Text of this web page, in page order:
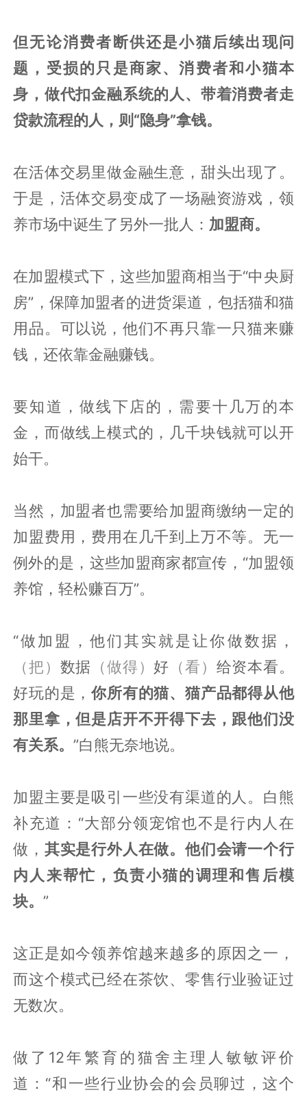
但无论消费者断供还是小猫后续出现问
题，受损的只是商家、消费者和小猫本
身，做代扣金融系统的人、带着消费者走
贷款流程的人，则“隐身”拿钱。
在活体交易里做金融生意，甜头出现了。
于是，活体交易变成了一场融资游戏，领
养市场中诞生了另外一批人： 加盟商。
在加盟模式下，这些加盟商相当于“中央厨
房”，保障加盟者的进货渠道，包括猫和猫
用品。可以说，他们不再只靠一只猫来赚
钱，还依靠金融赚钱。
要知道，做线下店的，需要十几万的本
金，而做线上模式的，几千块钱就可以开
始干。
当然，加盟者也需要给加盟商缴纳一定的
加盟费用，费用在几千到上万不等。无一
例外的是，这些加盟商家都宣传，“加盟领
养馆，轻松赚百万”。
“做加盟，他们其实就是让你做数据，
（把） 数据 （做得） 好 （看） 给资本看。
好玩的是，你所有的猫、猫产品都得从他
那里拿，但是店开不开得下去，跟他们没
有关系。”白熊无奈地说。
加盟主要是吸引一些没有渠道的人。白熊
补充道：“大部分领宠馆也不是行内人在
做， 其实是行外人在做。他们会请一个行
内人来帮忙，负责小猫的调理和售后模
块。”
这正是如今领养馆越来越多的原因之一，
而这个模式已经在茶饮、零售行业验证过
无数次。
做了12年繁育的猫舍主理人敏敏评价
道：“和一些行业协会的会员聊过，这个